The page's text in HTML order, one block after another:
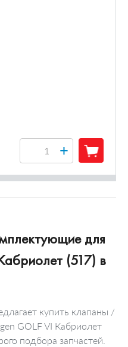
+
для
(517) в
купить клапаны /
GOLF VI Кабриолет
подбора запчастей.